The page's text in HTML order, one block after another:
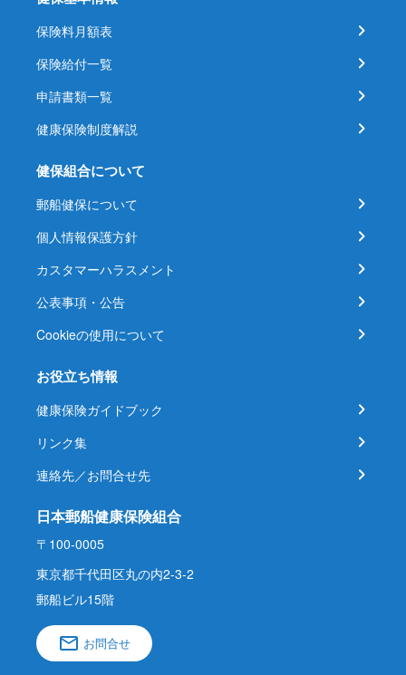
保険料月額表
保険給付一覧
申請書類一覧
健康保険制度解説
健保組合について
郵船健保について
個人情報保護方針
カスタマーハラスメント
公表事項・公告
Cookieの使用について
お役立ち情報
健康保険ガイドブック
リンク集
連絡先／お問合せ先
日本郵船健康保険組合
〒100-0005
東京都千代田区丸の内2-3-2
郵船ビル15階
お問合せ